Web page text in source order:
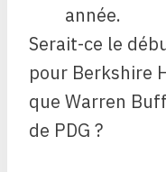
année.
Serait-ce le
pour Berkshire
que Warren
de PDG ?